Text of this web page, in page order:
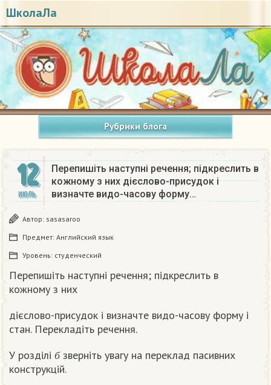
ШколаЛа
Рубрики блога
12
ИЮЛЬ
Перепишіть наступні речення; підкреслить в
кожному з них дієслово-присудок і
визначте видо-часову форму…
Автор: sasasaroo
Предмет: Английский язык
Уровень: студенческий
Перепишіть наступні речення; підкреслить в
кожному з них
дієслово-присудок і визначте видо-часову форму і
стан. Перекладіть речення.
У розділі
б зверніть увагу на переклад пасивних
конструкцій.